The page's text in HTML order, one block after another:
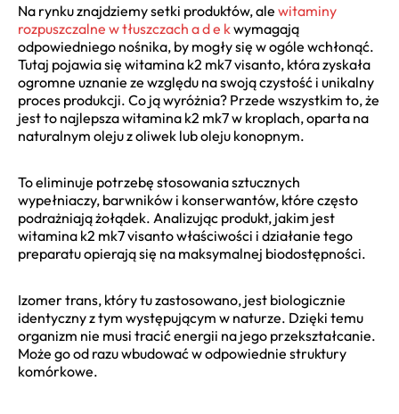
Na rynku znajdziemy setki produktów, ale witaminy
rozpuszczalne w tłuszczach a d e kwymagają
odpowiedniego nośnika, by mogły się w ogóle wchłonąć.
Tutaj pojawia się witamina k2 mk7 visanto, która zyskała
ogromne uznanie ze względu na swoją czystość i unikalny
proces produkcji. Co ją wyróżnia? Przede wszystkim to, że
jest to najlepsza witamina k2 mk7 w kroplach, oparta na
naturalnym oleju z oliwek lub oleju konopnym.
To eliminuje potrzebę stosowania sztucznych
wypełniaczy, barwników i konserwantów, które często
podrażniają żołądek. Analizując produkt, jakim jest
witamina k2 mk7 visanto właściwości i działanie tego
preparatu opierają się na maksymalnej biodostępności.
Izomer trans, który tu zastosowano, jest biologicznie
identyczny z tym występującym w naturze. Dzięki temu
organizm nie musi tracić energii na jego przekształcanie.
Może go od razu wbudować w odpowiednie struktury
komórkowe.